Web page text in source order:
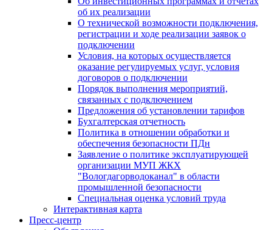
об их реализации
О технической возможности подключения,
регистрации и ходе реализации заявок о
подключении
Условия, на которых осуществляется
оказание регулируемых услуг, условия
договоров о подключении
Порядок выполнения мероприятий,
связанных с подключением
Предложения об установлении тарифов
Бухгалтерская отчетность
Политика в отношении обработки и
обеспечения безопасности ПДн
Заявление о политике эксплуатирующей
организации МУП ЖКХ
"Вологдагорводоканал" в области
промышленной безопасности
Специальная оценка условий труда
Интерактивная карта
Пресс-центр